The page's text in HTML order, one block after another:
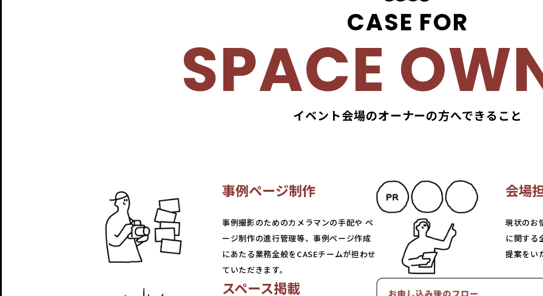
CASE FOR
SPACE
イベント会場のオーナーの方へできること
事例ページ制作
事例撮影のためのカメラマンの手配や ペ
ージ制作の進行管理等、事例ページ作成
にあたる業務全般をCASEチームが担わせ
ていただきます。
会場
現状のお
に関する
提案をい
スペース掲載